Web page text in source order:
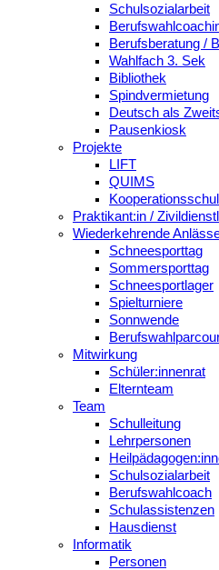
Schulsozialarbeit
Berufsberatung /
Wahlfach 3. Sek
Bibliothek
Spindvermietung
Deutsch als
Pausenkiosk
Projekte
LIFT
QUIMS
Praktikant:in /
Wiederkehrende
Schneesporttag
Sommersporttag
Schneesportlager
Spielturniere
Sonnwende
Mitwirkung
Schüler:innenrat
Elternteam
Team
Schulleitung
Lehrpersonen
Schulsozialarbeit
Berufswahlcoach
Schulassistenzen
Hausdienst
Informatik
Personen